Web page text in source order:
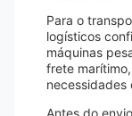
Para o
logísticos
máquinas
frete
necessidades
Antes do